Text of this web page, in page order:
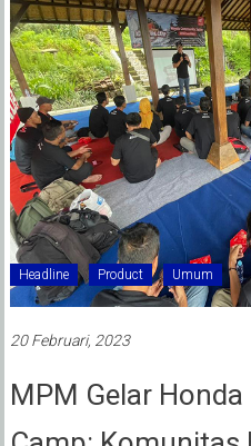
Headline Product Umum
20 Februari, 2023
MPM Gelar